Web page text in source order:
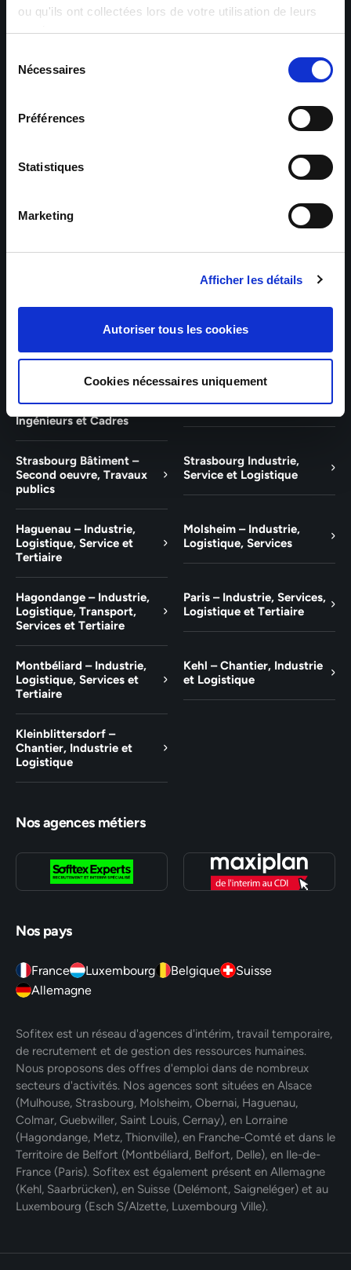
ou qu'ils ont collectées lors de votre utilisation de leurs
services.
Nécessaires
Préférences
Statistiques
Marketing
Afficher les détails
Autoriser tous les cookies
Cookies nécessaires uniquement
Nos agences Aide & Contact
Maxiplan
Mulhouse – Industrie,
Logistique, Transport et
Bâtiment et Tertiaire
Logistique, Bâtiment et
Guebwiller – Industrie,
Experts Paris – Tertiaire,
Cadres
Experts Strasbourg –
Illkirch-Graffenstaden
Experts Saint-Louis –
Tertiaire, Techniciens,
Ingénieurs et Cadres
Tertiaire, Techniciens,
Ingénieurs et Cadres
Saint-Louis – Industrie,
Logistique, Service
Strasbourg Bâtiment –
Second oeuvre, Travaux
publics
Strasbourg Industrie,
Service et Logistique
Haguenau – Industrie,
Logistique, Service et
Tertiaire
Molsheim – Industrie,
Logistique, Services
Hagondange – Industrie,
Logistique, Transport,
Services et Tertiaire
Paris – Industrie, Services,
Logistique et Tertiaire
Montbéliard – Industrie,
Logistique, Services et
Tertiaire
Kehl – Chantier, Industrie
et Logistique
Kleinblittersdorf –
Chantier, Industrie et
Logistique
Nos agences métiers
Nos pays
France Luxembourg Belgique
Suisse
Allemagne
Sofitex est un réseau d'agences d'intérim, travail temporaire,
de recrutement et de gestion des ressources humaines.
Nous proposons des offres d'emploi dans de nombreux
secteurs d'activités. Nos agences sont situées en Alsace
(Mulhouse, Strasbourg, Molsheim, Obernai, Haguenau,
Colmar, Guebwiller, Saint Louis, Cernay), en Lorraine
(Hagondange, Metz, Thionville), en Franche-Comté et dans le
Territoire de Belfort (Montbéliard, Belfort, Delle), en Ile-de-
France (Paris). Sofitex est également présent en Allemagne
(Kehl, Saarbrücken), en Suisse (Delémont, Saigneléger) et au
Luxembourg (Esch S/Alzette, Luxembourg Ville).